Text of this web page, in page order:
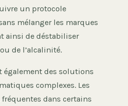
un protocole
mélanger les marques
ainsi de déstabiliser
de l’alcalinité.
également des solutions
complexes. Les
dans certains